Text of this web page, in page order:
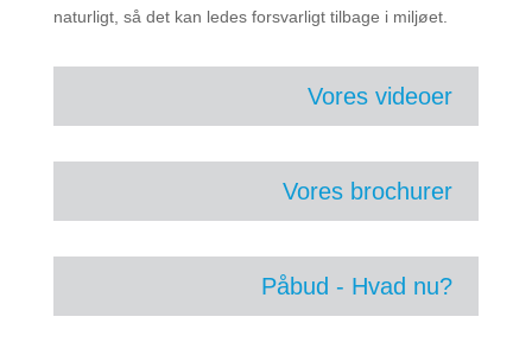
naturligt, så det kan ledes forsvarligt tilbage i miljøet.
Vores videoer
Vores brochurer
Påbud - Hvad nu?